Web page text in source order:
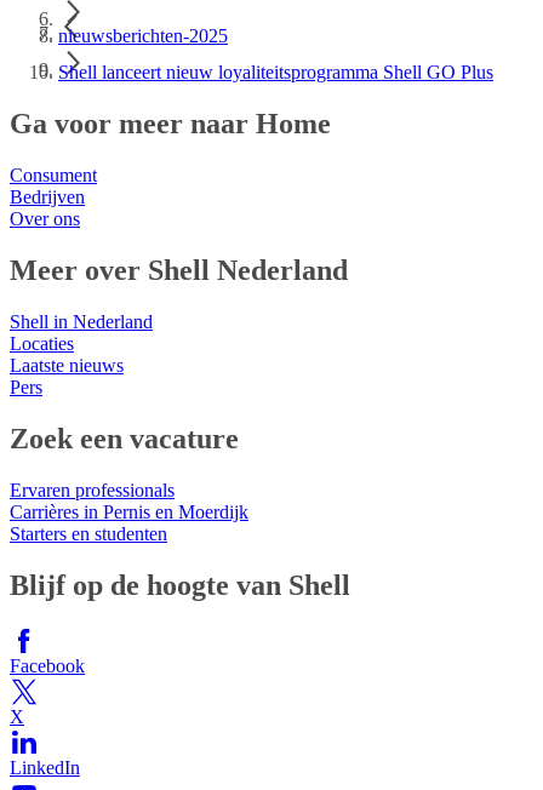
nieuwsberichten-2025
Shell lanceert nieuw loyaliteitsprogramma Shell GO Plus
Ga voor meer naar Home
Consument
Bedrijven
Over ons
Meer over Shell Nederland
Shell in Nederland
Locaties
Laatste nieuws
Pers
Zoek een vacature
Ervaren professionals
Carrières in Pernis en Moerdijk
Starters en studenten
Blijf op de hoogte van Shell
Facebook
X
LinkedIn